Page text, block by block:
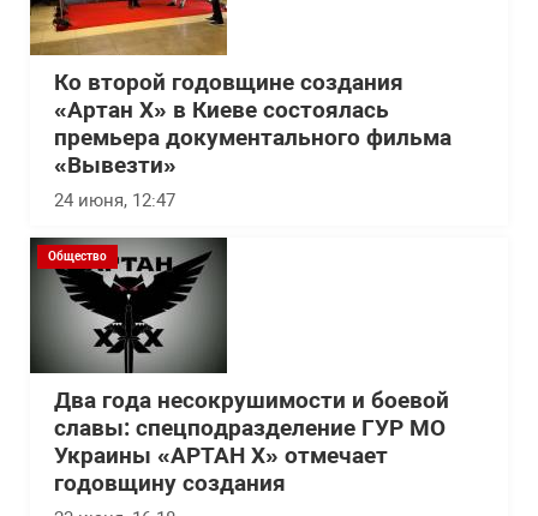
Ко второй годовщине создания
«Артан Х» в Киеве состоялась
премьера документального фильма
«Вывезти»
24 июня, 12:47
Общество
Два года несокрушимости и боевой
славы: спецподразделение ГУР МО
Украины «АРТАН Х» отмечает
годовщину создания